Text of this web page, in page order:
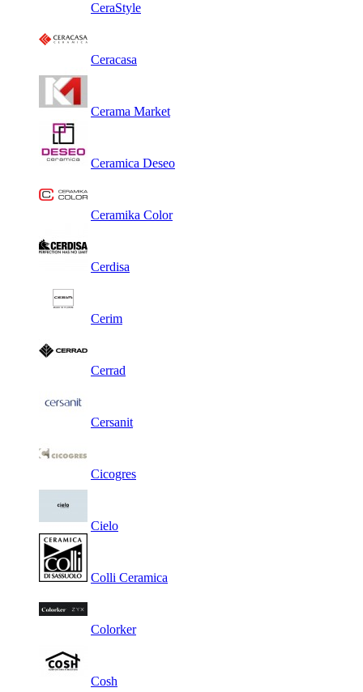
CeraStyle
Ceracasa
Cerama Market
Ceramica Deseo
Ceramika Color
Cerdisa
Cerim
Cerrad
Cersanit
Cicogres
Cielo
Colli Ceramica
Colorker
Cosh